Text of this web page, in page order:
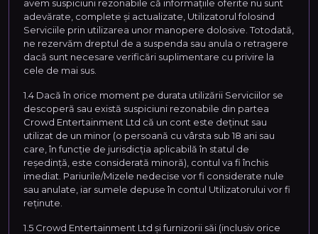
avem suspiciuni rezonabile că informațiile oferite nu sunt
adevărate, complete și actualizate, Utilizatorul folosind
Serviciile prin utilizarea unor manopere dolosive. Totodată,
ne rezervăm dreptul de a suspenda sau anula o retragere
dacă sunt necesare verificări suplimentare cu privire la
cele de mai sus.
1.4 Dacă în orice moment pe durata utilizării Serviciilor se
descoperă sau există suspiciuni rezonabile din partea
Crowd Entertainment Ltd că un cont este deținut sau
utilizat de un minor (o persoană cu vârsta sub 18 ani sau
care, în funcție de jurisdicția aplicabilă în statul de
reședință, este considerată minoră), contul va fi închis
imediat. Pariurile/Mizele nedecise vor fi considerate nule
sau anulate, iar sumele depuse în contul Utilizatorului vor fi
reținute.
1.5 Crowd Entertainment Ltd și furnizorii săi (inclusiv orice